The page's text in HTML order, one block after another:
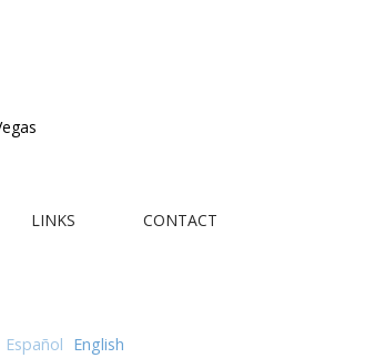
LINKS CONTACT
Español English